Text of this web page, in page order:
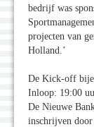
bedrijf was
projecten van
Holland.’
De Kick-off
Inloop: 19:00
De Nieuwe
inschrijven door